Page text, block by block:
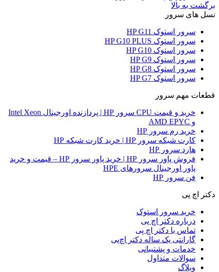
برگشت به بالا
نسل های سرور
سرور استوک HP G11
سرور استوک HP G10 PLUS
سرور استوک HP G10
سرور استوک HP G9
سرور استوک HP G8
سرور استوک HP G7
قطعات مهم سرور
خرید و قیمت CPU سرور HP | پردازنده اورجینال Intel Xeon
و AMD EPYC
خرید رم سرور HP
کارت شبکه سرور HP | خرید کارت شبکه HP
هارد سرور HP
فروش پاور سرور HP | خرید پاور سرور HP – قیمت و خرید
پاور اورجینال سرورهای HPE
فن سرور HP
دکتر اچ پی
خرید سرور استوک
درباره دکتر اچ پی
تماس با دکتر اچ پی
گارانتی یک ساله دکتر اچ‌پی
خدمات و پشتیبانی
سوالات متداول
وبلاگ